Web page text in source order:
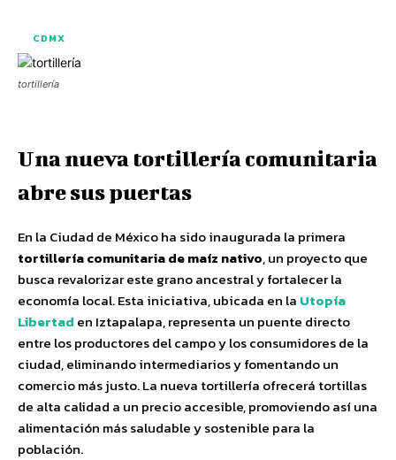
CDMX
tortillería
Una nueva tortillería comunitaria
abre sus puertas
En la Ciudad de México ha sido inaugurada la primera
tortillería comunitaria de maíz nativo, un proyecto que
busca revalorizar este grano ancestral y fortalecer la
economía local. Esta iniciativa, ubicada en la Utopía
Libertad en Iztapalapa, representa un puente directo
entre los productores del campo y los consumidores de la
ciudad, eliminando intermediarios y fomentando un
comercio más justo. La nueva tortillería ofrecerá tortillas
de alta calidad a un precio accesible, promoviendo así una
alimentación más saludable y sostenible para la
población.